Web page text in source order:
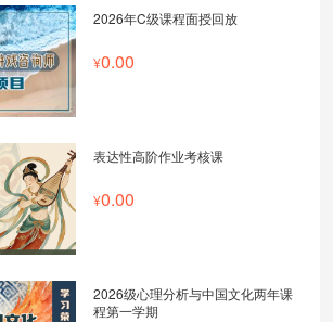
2026年C级课程面授回放
0.00
表达性高阶作业考核课
0.00
2026级心理分析与中国文化两年课
程第一学期